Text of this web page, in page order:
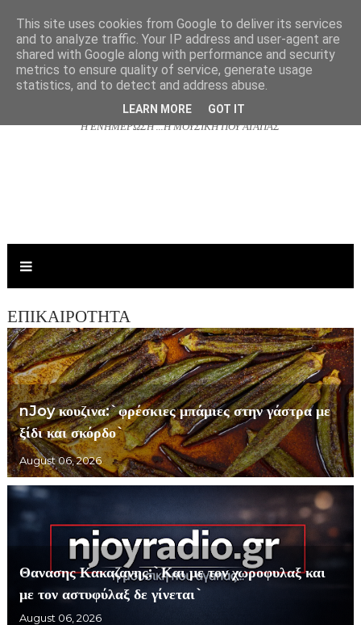
NJOYRADIO.GR
Η ΕΝΗΜΕΡΩΣΗ ...Η ΜΟΥΣΙΚΗ ΠΟΥ ΑΓΑΠΑΣ
ΕΠΙΚΑΙΡΟΤΗΤΑ
nJoy κουζινα:`φρέσκιες μπάμιες στην γάστρα με
ξίδι και σκόρδο`
August 06, 2026
Θανασης Κακαζανης:`Και με τον χωροφυλαξ και
με τον αστυφύλαξ δε γίνεται`
August 06, 2026
This site uses cookies from Google to deliver its services
and to analyze traffic. Your IP address and user-agent are
shared with Google along with performance and security
metrics to ensure quality of service, generate usage
statistics, and to detect and address abuse.
LEARN MORE GOT IT